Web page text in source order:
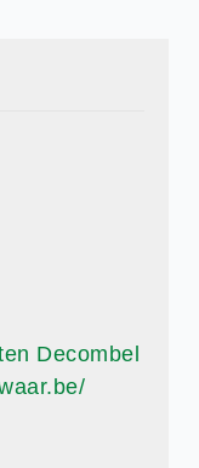
Decombel